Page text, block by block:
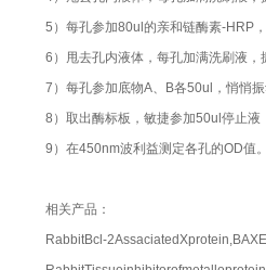
5）每孔参加80ul的亲和链酶素-HRP
6）甩去孔内液体，每孔加满洗刷液
7）每孔参加底物A、B各50ul，悄悄
8）取出酶标板，敏捷参加50ul停止
9）在450nm波利益测定各孔的OD值
相关产品：
RabbitBcl-